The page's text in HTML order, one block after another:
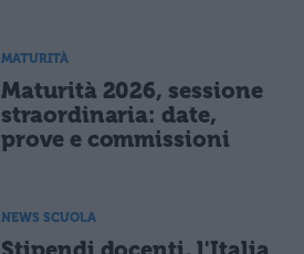
MATURITÀ
Maturità 2026, sessione
straordinaria: date,
prove e commissioni
NEWS SCUOLA